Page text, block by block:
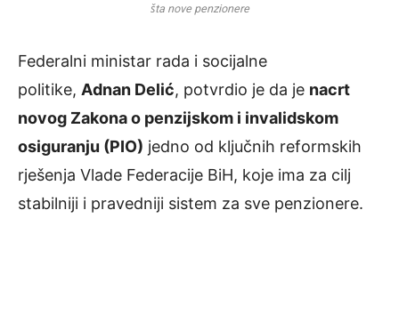
šta nove penzionere
Federalni ministar rada i socijalne
politike, Adnan Delić, potvrdio je da je nacrt
novog Zakona o penzijskom i invalidskom
osiguranju (PIO) jedno od ključnih reformskih
rješenja Vlade Federacije BiH, koje ima za cilj
stabilniji i pravedniji sistem za sve penzionere.